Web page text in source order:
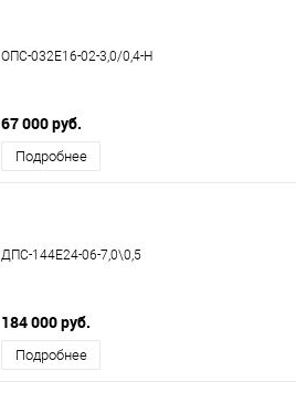
ОПС-032Е16-02-3,0/0,4-Н
67 000 руб.
Подробнее
ДПС-144Е24-06-7,0\0,5
184 000 руб.
Подробнее